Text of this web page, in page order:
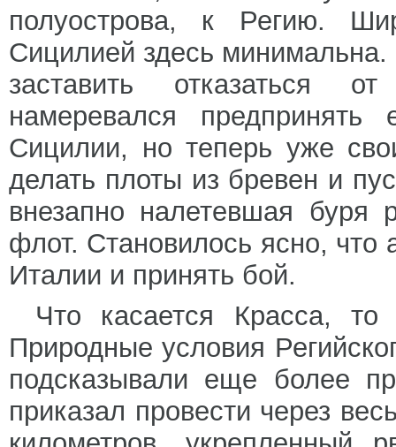
полуострова, к Регию.
Сицилией здесь минимальна.
заставить отказаться
намеревался
Сицилии, но теперь уже
делать плоты из бревен и
внезапно налетевшая буря
флот. Становилось ясно, что
Италии и принять бой.
Что касается Красса,
Природные условия
подсказывали еще более
приказал провести через